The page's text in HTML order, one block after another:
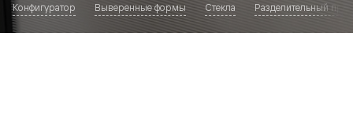
Конфигуратор Выверенные формы Стекла Разделительный